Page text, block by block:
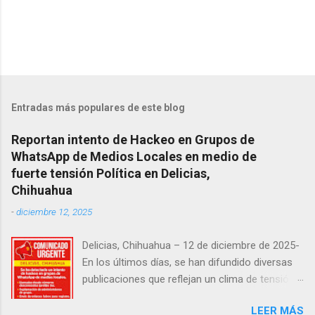
Entradas más populares de este blog
Reportan intento de Hackeo en Grupos de
WhatsApp de Medios Locales en medio de
fuerte tensión Política en Delicias,
Chihuahua
-diciembre 12, 2025
Delicias, Chihuahua – 12 de diciembre de 2025-
En los últimos días, se han difundido diversas
publicaciones que reflejan un clima de tensión
LEER MÁS